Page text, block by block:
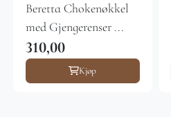
Beretta Chokenøkkel
med Gjengerenser ...
310,00
Kjøp